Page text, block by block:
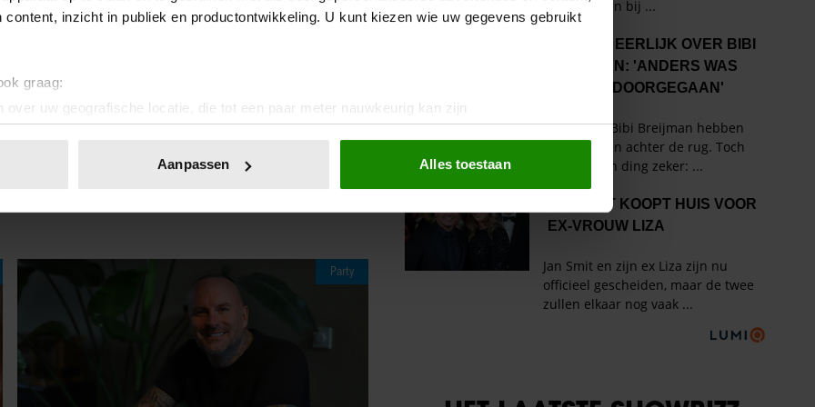
content, inzicht in publiek en productontwikkeling. U kunt kiezen wie uw gegevens gebruikt
graag:
over uw geografische locatie, die tot een paar meter nauwkeurig kan zijn
door het actief te scannen op specifieke eigenschappen (fingerprinting)
of intrekken in de Cookieverklaring.
en advertenties te personaliseren, om functies voor social media te bieden en om ons
Ook delen we informatie over uw gebruik van onze site met onze partners voor social
Deze partners kunnen deze gegevens combineren met andere informatie die u aan ze heeft
op basis van uw gebruik van hun services. U gaat akkoord met onze cookies als u
Aanpassen Alles toestaan
die de belle van het bal was. Het was daarmee niet
van nieuwe vriendschappen. Wie weet voor
hier meer columns van Rick Evers
Party